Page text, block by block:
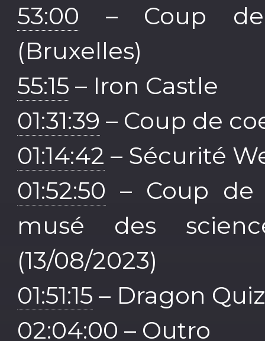
53:00 – Coup de
(Bruxelles)
55:15 – Iron Castle
01:31:39 – Coup de
01:14:42 – Sécurité
01:52:50 – Coup
musé des
(13/08/2023)
01:51:15 – Dragon
02:04:00 – Outro